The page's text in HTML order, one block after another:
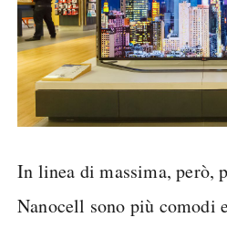
In linea di massima, però,
Nanocell sono più comodi